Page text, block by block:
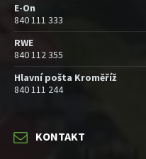
E-On
840 111 333
RWE
840 112 355
Hlavní pošta Kroměříž
840 111 244
KONTAKT